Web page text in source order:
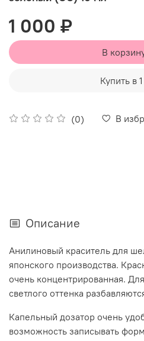
(0) В
1 000 ₽
В
Купить в
Описание
Анилиновый краситель для
японского производства.
очень концентрированная.
светлого оттенка
Капельный дозатор очень
возможность записывать